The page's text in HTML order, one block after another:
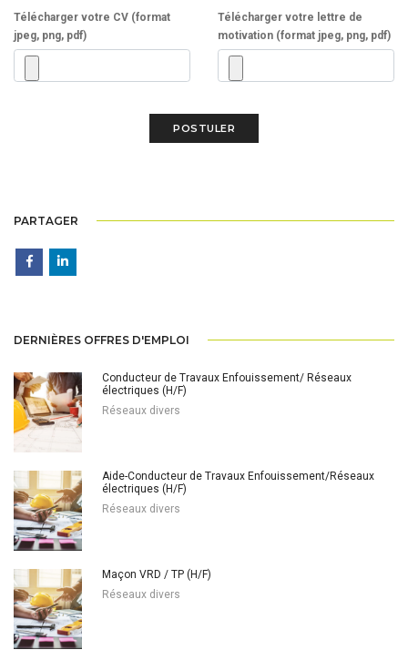
Télécharger votre CV (format
jpeg, png, pdf)
Télécharger votre lettre de
motivation (format jpeg, png, pdf)
PARTAGER
DERNIÈRES OFFRES D'EMPLOI
Conducteur de Travaux Enfouissement/ Réseaux
électriques (H/F)
Réseaux divers
Aide-Conducteur de Travaux Enfouissement/Réseaux
électriques (H/F)
Réseaux divers
Maçon VRD / TP (H/F)
Réseaux divers